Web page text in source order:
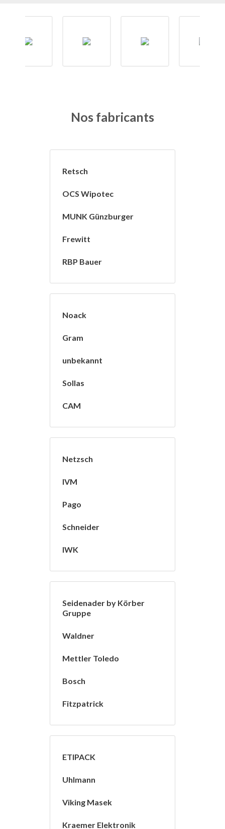
Nos fabricants
Retsch
OCS Wipotec
MUNK Günzburger
Frewitt
RBP Bauer
Noack
Gram
unbekannt
Sollas
CAM
Netzsch
IVM
Pago
Schneider
IWK
Seidenader by Körber
Gruppe
Waldner
Mettler Toledo
Bosch
Fitzpatrick
ETIPACK
Uhlmann
Viking Masek
Kraemer Elektronik